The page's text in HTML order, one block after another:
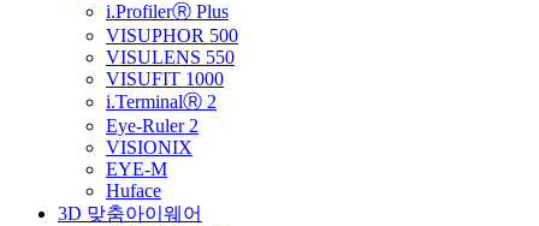
i.ProfilerⓇ Plus
VISUPHOR 500
VISULENS 550
VISUFIT 1000
i.TerminalⓇ 2
Eye-Ruler 2
VISIONIX
EYE-M
Huface
3D 맞춤아이웨어